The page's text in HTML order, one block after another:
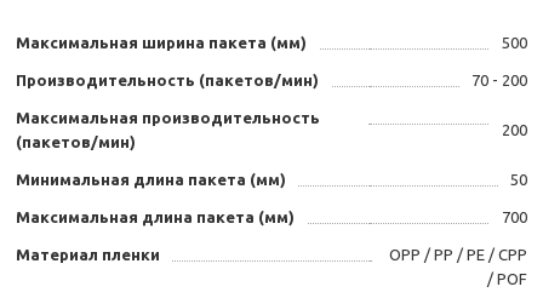
Максимальная ширина пакета (мм) 500
Производительность (пакетов/мин) 70 - 200
Максимальная производительность
(пакетов/мин)
200
Минимальная длина пакета (мм) 50
Максимальная длина пакета (мм) 700
Материал пленки
OPP / PP / PE / CPP
/ POF